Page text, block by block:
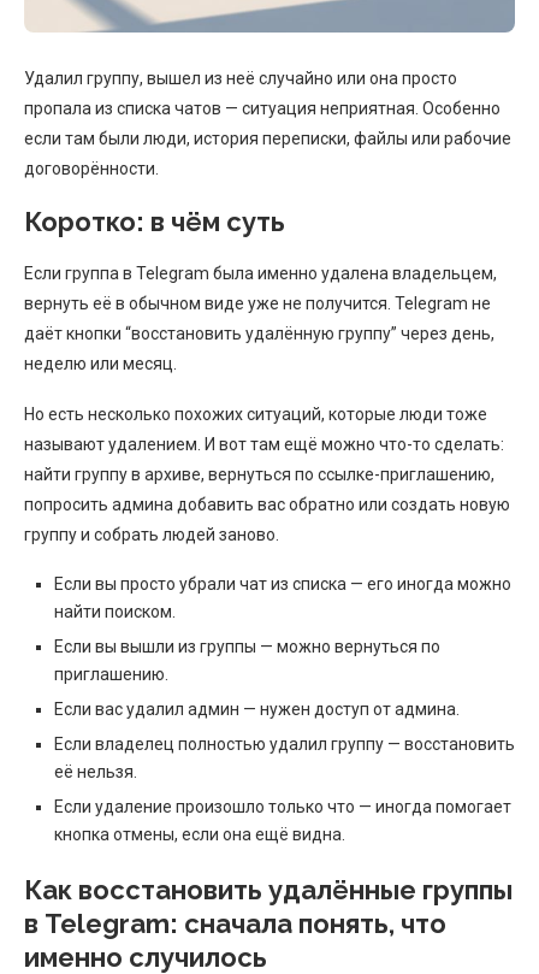
Удалил группу, вышел из неё случайно или она просто
пропала из списка чатов — ситуация неприятная. Особенно
если там были люди, история переписки, файлы или рабочие
договорённости.
Коротко: в чём суть
Если группа в Telegram была именно удалена владельцем,
вернуть её в обычном виде уже не получится. Telegram не
даёт кнопки “восстановить удалённую группу” через день,
неделю или месяц.
Но есть несколько похожих ситуаций, которые люди тоже
называют удалением. И вот там ещё можно что-то сделать:
найти группу в архиве, вернуться по ссылке-приглашению,
попросить админа добавить вас обратно или создать новую
группу и собрать людей заново.
Если вы просто убрали чат из списка — его иногда можно
найти поиском.
Если вы вышли из группы — можно вернуться по
приглашению.
Если вас удалил админ — нужен доступ от админа.
Если владелец полностью удалил группу — восстановить
её нельзя.
Если удаление произошло только что — иногда помогает
кнопка отмены, если она ещё видна.
Как восстановить удалённые группы
в Telegram: сначала понять, что
именно случилось